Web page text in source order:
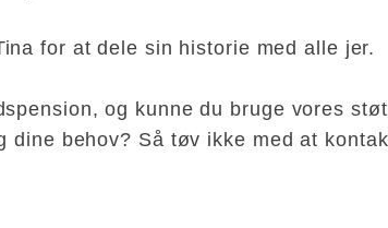
for at dele sin historie med alle jer.
og kunne du bruge vores
dine behov? Så tøv ikke med at